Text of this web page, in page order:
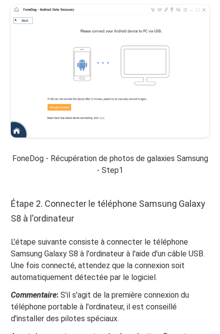
FoneDog - Récupération de photos de galaxies Samsung
- Step1
Étape 2. Connecter le téléphone Samsung Galaxy
S8 à l'ordinateur
L'étape suivante consiste à connecter le téléphone
Samsung Galaxy S8 à l'ordinateur à l'aide d'un câble USB.
Une fois connecté, attendez que la connexion soit
automatiquement détectée par le logiciel.
Commentaire: S'il s'agit de la première connexion du
téléphone portable à l'ordinateur, il est conseillé
d'installer des pilotes spéciaux.